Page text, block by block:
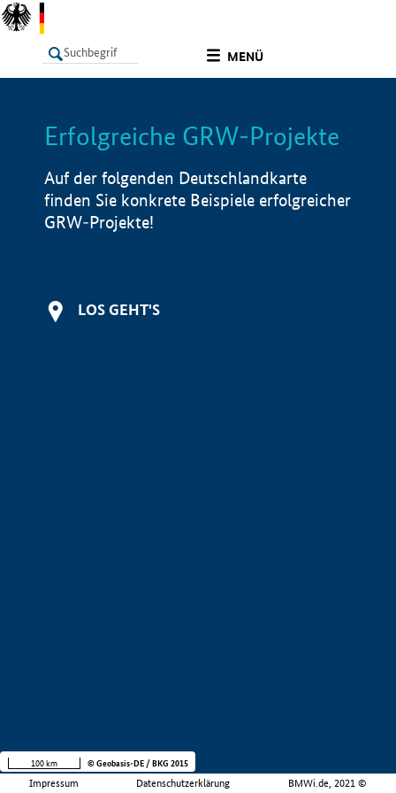
MENÜ
LISTE Info
Erfolgreiche GRW-Projekte
Auf der folgenden Deutschlandkarte
finden Sie konkrete Beispiele erfolgreicher
GRW-Projekte!
LOS GEHT'S
Impressum Datenschutzerklärung BMWi.de, 2021 ©
100 km © Geobasis-DE / BKG 2015